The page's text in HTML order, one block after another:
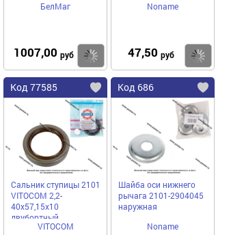
БелМаг
1007,00 руб Купить
Noname
47,50 руб
Код 77585
Сальник ступицы 2101
VITOCOM 2,2-
40х57,15х10
двубортный,
фторкаучук FPM
VITOCOM
Код 686
Шайба оси нижнего
рычага 2101-2904045
наружная
Noname